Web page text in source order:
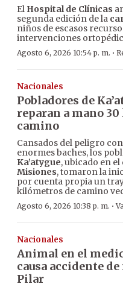
El Hospital de Clínicas
segunda edición de la
niños de escasos
intervenciones
Agosto 6, 2026 10:54 p. m. ·
Nacionales
Pobladores de
reparan a mano
camino
Cansados del peligro
enormes baches, los
Ka’atygue, ubicado en
Misiones, tomaron la
por cuenta propia un
kilómetros de camino
Agosto 6, 2026 10:38 p. m. ·
Nacionales
Animal en el
causa accidente
Pilar